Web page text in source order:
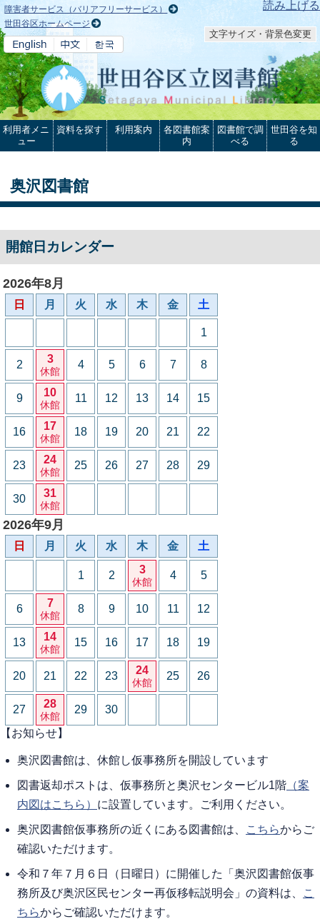
本文へ 読み上げる
障害者サービス（バリアフリーサービス）
世田谷区ホームページ
文字サイズ・背景色変更
利用者メニ
ュー
資料を探す 利用案内
各図書館案
内
図書館で調
べる
世田谷を知
る
奥沢図書館
開館日カレンダー
2026年8月
日 月 火 水 木 金 土
1
2 3
休館
4 5 6 7 8
9 10
休館
11 12 13 14 15
16 17
休館
18 19 20 21 22
23 24
休館
25 26 27 28 29
30 31
休館
2026年9月
日 月 火 水 木 金 土
1 2 3
休館
4 5
6 7
休館
8 9 10 11 12
13 14
休館
15 16 17 18 19
20 21 22 23 24
休館
25 26
27 28
休館
29
30
【お知らせ】
奥沢図書館は、休館し仮事務所を開設しています
図書返却ポストは、仮事務所と奥沢センタービル1階 （案
内図はこちら） に設置しています。ご利用ください。
奥沢図書館仮事務所の近くにある図書館は、 こちらからご
確認いただけます。
令和７年７月６日（日曜日）に開催した「奥沢図書館仮事
務所及び奥沢区民センター再仮移転説明会」の資料は、
こ
ちらからご確認いただけます。